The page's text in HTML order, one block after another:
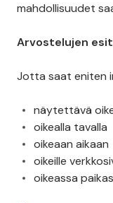
mahdollisuudet
Arvostelujen
Jotta saat eniten
näytettävä
oikealla tavalla
oikeaan aikaan
oikeille
oikeassa